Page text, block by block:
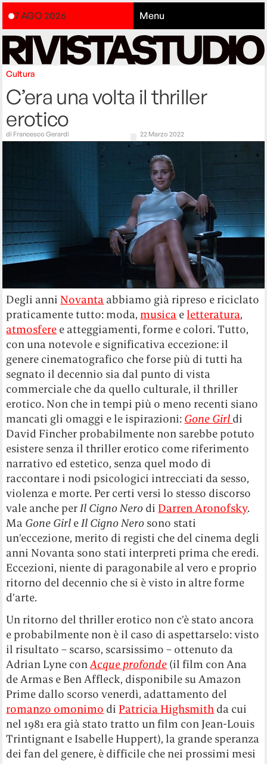
7 AGO 2026 Menu
Cultura
C’era una volta il thriller
erotico
di Francesco Gerardi 22 Marzo 2022
Degli anni Novanta abbiamo già ripreso e riciclato
praticamente tutto: moda, musica e letteratura,
atmosfere e atteggiamenti, forme e colori. Tutto,
con una notevole e significativa eccezione: il
genere cinematografico che forse più di tutti ha
segnato il decennio sia dal punto di vista
commerciale che da quello culturale, il thriller
erotico. Non che in tempi più o meno recenti siano
mancati gli omaggi e le ispirazioni: Gone Girl di
David Fincher probabilmente non sarebbe potuto
esistere senza il thriller erotico come riferimento
narrativo ed estetico, senza quel modo di
raccontare i nodi psicologici intrecciati da sesso,
violenza e morte. Per certi versi lo stesso discorso
vale anche perIl Cigno Nero di Darren Aronofsky.
Ma Gone Girl eIl Cigno Nero sono stati
un’eccezione, merito di registi che del cinema degli
anni Novanta sono stati interpreti prima che eredi.
Eccezioni, niente di paragonabile al vero e proprio
ritorno del decennio che si è visto in altre forme
d’arte.
Un ritorno del thriller erotico non c’è stato ancora
e probabilmente non è il caso di aspettarselo: visto
il risultato – scarso, scarsissimo – ottenuto da
Adrian Lyne conAcque profonde (il film con Ana
de Armas e Ben Affleck, disponibile su Amazon
Prime dallo scorso venerdì, adattamento del
romanzo omonimo di Patricia Highsmith da cui
nel 1981 era già stato tratto un film con Jean-Louis
Trintignant e Isabelle Huppert), la grande speranza
dei fan del genere, è difficile che nei prossimi mesi